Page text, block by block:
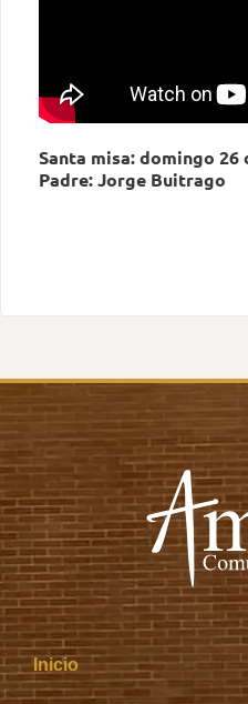
Santa misa: domingo 26
Padre: Jorge Buitrago
Inicio